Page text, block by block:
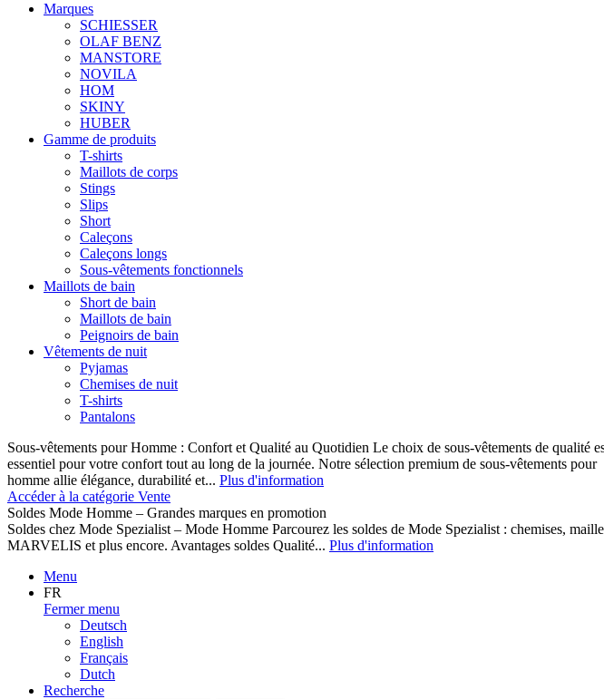
Marques
SCHIESSER
OLAF BENZ
MANSTORE
NOVILA
HOM
SKINY
HUBER
Gamme de produits
T-shirts
Maillots de corps
Stings
Slips
Short
Caleçons
Caleçons longs
Sous-vêtements fonctionnels
Maillots de bain
Short de bain
Maillots de bain
Peignoirs de bain
Vêtements de nuit
Pyjamas
Chemises de nuit
T-shirts
Pantalons
Sous-vêtements pour Homme : Confort et Qualité au Quotidien Le choix de sous-vêtements de qualité
essentiel pour votre confort tout au long de la journée. Notre sélection premium de sous-vêtements pour
homme allie élégance, durabilité et... Plus d'information
Accéder à la catégorie Vente
Soldes Mode Homme – Grandes marques en promotion
Soldes chez Mode Spezialist – Mode Homme Parcourez les soldes de Mode Spezialist : chemises,
MARVELIS et plus encore. Avantages soldes Qualité... Plus d'information
Menu
FR
Fermer menu
Deutsch
English
Français
Dutch
Recherche